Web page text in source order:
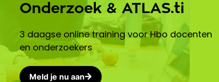
Onderzoek & ATLAS.ti
3 daagse online training voor Hbo docenten
en onderzoekers
Meld je nu aan